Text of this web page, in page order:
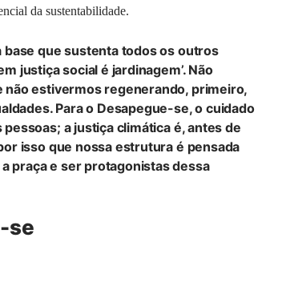
da sustentabilidade.
base que sustenta todos os outros
justiça social é jardinagem’. Não
estivermos regenerando, primeiro,
Para o Desapegue-se, o cuidado
a justiça climática é, antes de
isso que nossa estrutura é pensada
praça e ser protagonistas dessa
se